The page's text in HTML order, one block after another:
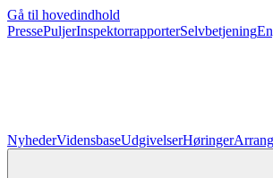
Gå til hovedindhold
PressePuljerInspektorrapporterSelvbetjening
NyhederVidensbaseUdgivelserHøringer